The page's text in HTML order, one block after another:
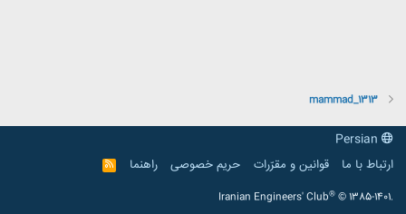
mammad_1313
ارتباط با ما
قوانین و مقرّرات حریم خصوصی راهنما
R
S
Iranian Engineers' Club® © 1385-1401.